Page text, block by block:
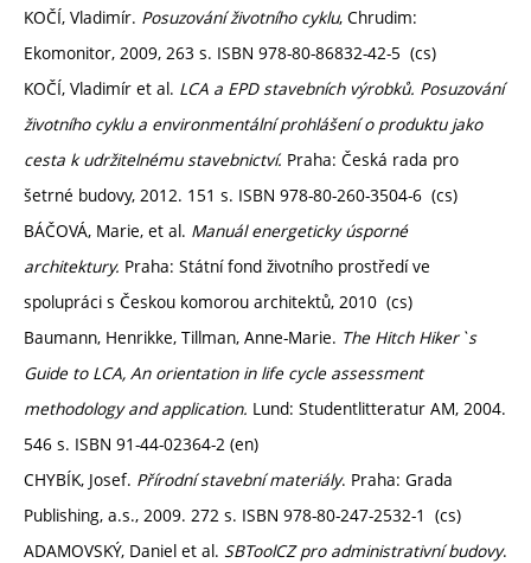
KOČÍ, Vladimír. Posuzování životního cyklu, Chrudim:
Ekomonitor, 2009, 263 s. ISBN 978-80-86832-42-5 (cs)
KOČÍ, Vladimír et al. LCA a EPD stavebních výrobků. Posuzování
životního cyklu a environmentální prohlášení o produktu jako
cesta k udržitelnému stavebnictví. Praha: Česká rada pro
šetrné budovy, 2012. 151 s. ISBN 978-80-260-3504-6 (cs)
BÁČOVÁ, Marie, et al. Manuál energeticky úsporné
architektury. Praha: Státní fond životního prostředí ve
spolupráci s Českou komorou architektů, 2010 (cs)
Baumann, Henrikke, Tillman, Anne-Marie. The Hitch Hiker`s
Guide to LCA, An orientation in life cycle assessment
methodology and application. Lund: Studentlitteratur AM, 2004.
546 s. ISBN 91-44-02364-2 (en)
CHYBÍK, Josef. Přírodní stavební materiály. Praha: Grada
Publishing, a.s., 2009. 272 s. ISBN 978-80-247-2532-1 (cs)
ADAMOVSKÝ, Daniel et al. SBToolCZ pro administrativní budovy.